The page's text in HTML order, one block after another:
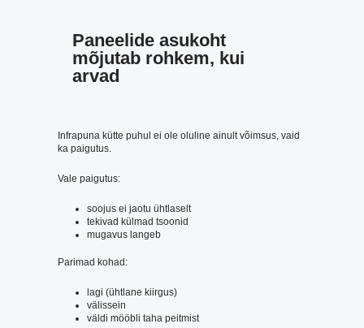
Paneelide asukoht
mõjutab rohkem, kui
arvad
Infrapuna kütte puhul ei ole oluline ainult võimsus, vaid
ka paigutus.
Vale paigutus:
soojus ei jaotu ühtlaselt
tekivad külmad tsoonid
mugavus langeb
Parimad kohad:
lagi (ühtlane kiirgus)
välissein
väldi mööbli taha peitmist